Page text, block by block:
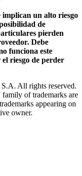
implican un alto riesgo
de
pierden
Debe
funciona este
riesgo de perder
All rights reserved.
of trademarks are
appearing on
owner.